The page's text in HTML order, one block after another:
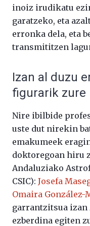
inoiz irudikatu
garatzeko, eta
erronka dela, eta
transmititzen
Izan al duzu
figurarik zure
Nire ibilbide
uste dut nirekin
emakumeek
doktoregoan hiru
Andaluziako
CSIC): Josefa
Omaira González-
garrantzitsua izan
ezberdina egiten